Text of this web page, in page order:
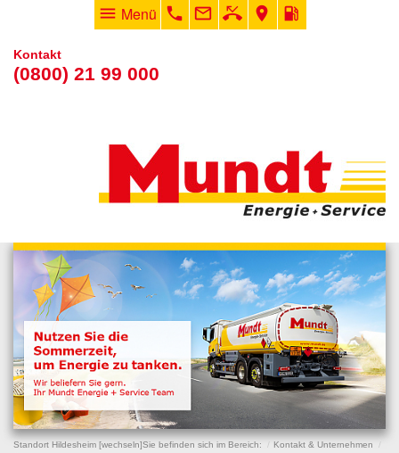
menu Menü phone mail_outline phone_missed room local_gas_station
Kontakt
(0800) 21 99 000
Standort Hildesheim [wechseln]Sie befinden sich im Bereich:
Kontakt & Unternehmen